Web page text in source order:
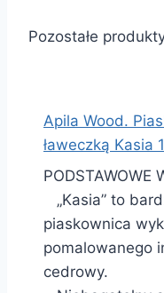
Pozostałe
Apila Wood.
ławeczką Kasia
PODSTAWOWE
„Kasia” to
piaskownica
pomalowanego
cedrowy.